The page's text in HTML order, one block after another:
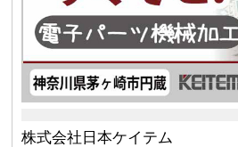
株式会社日本ケイテム